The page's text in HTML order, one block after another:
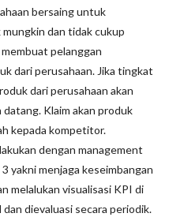
bersaing untuk
dan tidak cukup
pelanggan
dari perusahaan. Jika tingkat
dari perusahaan akan
datang. Klaim akan produk
kepada kompetitor.
dengan management
yakni menjaga keseimbangan
melalukan visualisasi KPI di
dievaluasi secara periodik.